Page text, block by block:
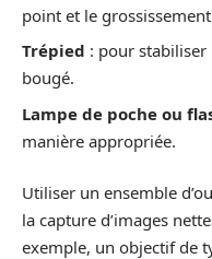
point et le
Trépied : pour stabiliser
bougé.
Lampe de poche ou
manière appropriée.
Utiliser un ensemble
la capture d’images
exemple, un objectif de